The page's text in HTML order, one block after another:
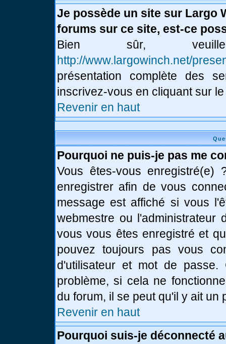
Je possède un site sur Largo
forums sur ce site, est-ce
Bien sûr,
http://www.largowinch.net/
présentation complète des
inscrivez-vous en cliquant sur
Revenir en haut
Pourquoi ne puis-je pas me
Vous êtes-vous enregistré(e)
enregistrer afin de vous
message est affiché si vous
webmestre ou l'administrateur
vous vous êtes enregistré et
pouvez toujours pas vous
d'utilisateur et mot de
problème, si cela ne
du forum, il se peut qu'il y ait un
Revenir en haut
Pourquoi suis-je déconnecté